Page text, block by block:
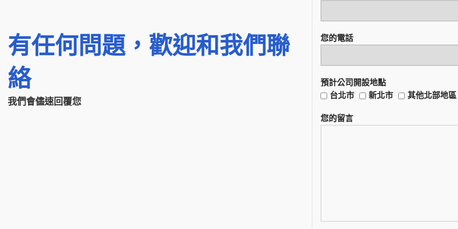
有任何問題，歡迎和我們聯
絡
我們會儘速回覆您
您的電話
預計公司開設地點
台北市
新北市 其他北部地區
您的留言